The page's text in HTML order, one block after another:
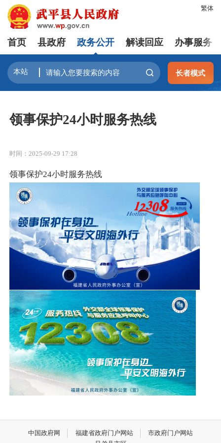
繁体
首页 县政府 政务公开 解读回应 办事服务
长者模式
领事保护24小时服务热线
时间：2025-09-29 17:28
领事保护24小时服务热线
中国政府网 福建省政府门户网站
市政府门户网站